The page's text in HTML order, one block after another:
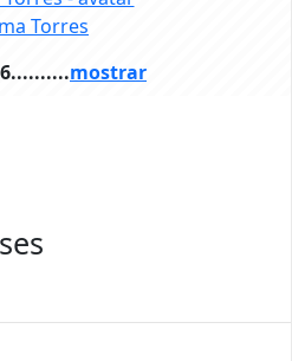
mostrar
Torres